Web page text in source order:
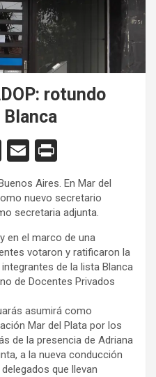
rotundo
T
el
e
gr
a
m
E
m
ail
in
tF
ri
e
n
dl
y
Aires. En Mar del
nuevo secretario
secretaria adjunta.
en el marco de una
votaron y ratificaron la
de la lista Blanca
de Docentes Privados
asumirá como
Mar del Plata por los
de la presencia de Adriana
a la nueva conducción
que llevan